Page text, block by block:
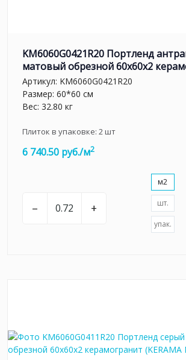
KM6060G0421R20 Портленд
матовый обрезной 60x60x2
Артикул: KM6060G0421R20
Размер: 60*60 см
Вес: 32.80 кг
Плиток в упаковке: 2шт
6 740.50 руб./м2
– +
м2
шт.
упак.